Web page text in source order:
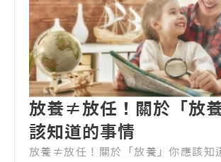
放養≠放任！關於「放
該知道的事情
放養≠放任！關於「放養」你應該知